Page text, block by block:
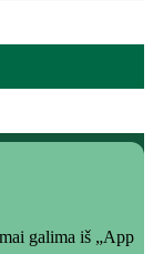
galima iš „App